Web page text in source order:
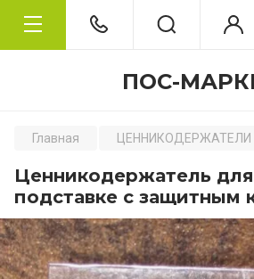
ПОС-
Главная ЦЕННИКОДЕРЖАТЕЛИ
Ценникодержатель
подставке с защитным